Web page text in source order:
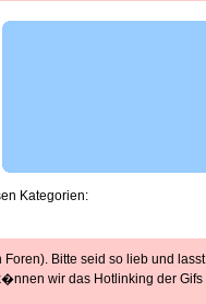
Kategorien:
Bitte seid so lieb und lasst
wir das Hotlinking der Gifs